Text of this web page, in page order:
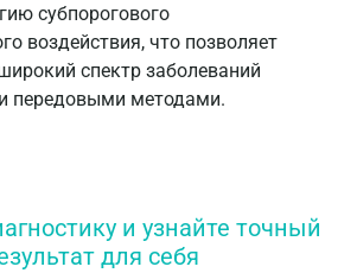
субпорогового
воздействия, что позволяет
спектр заболеваний
передовыми методами.
и узнайте точный
для себя